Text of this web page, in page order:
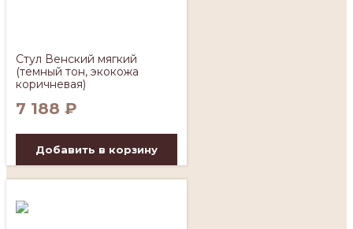
Стул Венский мягкий
(темный тон, экокожа
коричневая)
7 188 ₽
Добавить в корзину